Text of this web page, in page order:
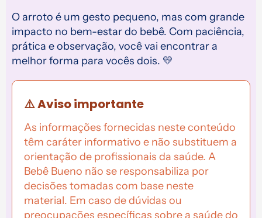
O arroto é um gesto pequeno, mas com grande
impacto no bem-estar do bebê. Com paciência,
prática e observação, você vai encontrar a
melhor forma para vocês dois. 💛
⚠️ Aviso importante
As informações fornecidas neste conteúdo
têm caráter informativo e não substituem a
orientação de profissionais da saúde. A
Bebê Bueno não se responsabiliza por
decisões tomadas com base neste
material. Em caso de dúvidas ou
preocupações específicas sobre a saúde do